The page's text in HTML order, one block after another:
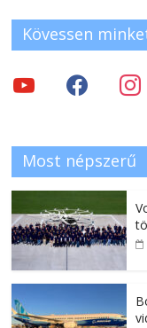
Kövessen
Most népszerű